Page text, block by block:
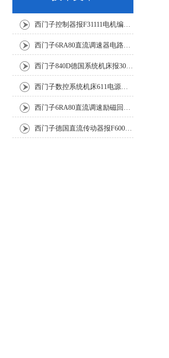
西门子控制器报F31111电机编码器坏修复解决
西门子6RA80直流调速器电路板坏销售修理单位
西门子840D德国系统机床报300501修复解决
西门子数控系统机床611电源模块灯不显示修复解决
西门子6RA80直流调速励磁回路坏报F60005修复排除
西门子德国直流传动器报F60067高温报警修复排除方法